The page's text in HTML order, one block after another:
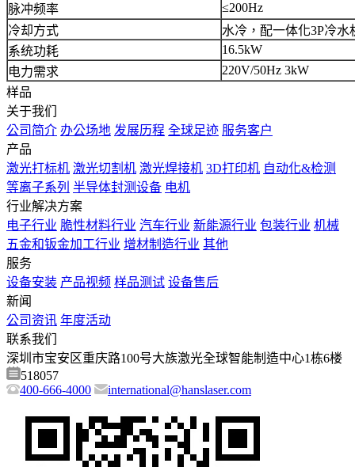
脉冲频率
≤200Hz
冷却方式
水冷，配一体化3P冷水
系统功耗
16.5kW
电力需求
220V/50Hz 3kW
样品
关于我们
公司简介 办公场地 发展历程 全球足迹 服务客户
产品
激光打标机 激光切割机 激光焊接机 3D打印机 自动化&检测
等离子系列 半导体封测设备 电机
行业解决方案
电子行业 脆性材料行业 汽车行业 新能源行业 包装行业 机械
五金和钣金加工行业 增材制造行业 其他
服务
设备安装 产品视频 样品测试 设备售后
新闻
公司资讯 年度活动
联系我们
深圳市宝安区重庆路100号大族激光全球智能制造中心1栋6楼
518057
400-666-4000
international@hanslaser.com